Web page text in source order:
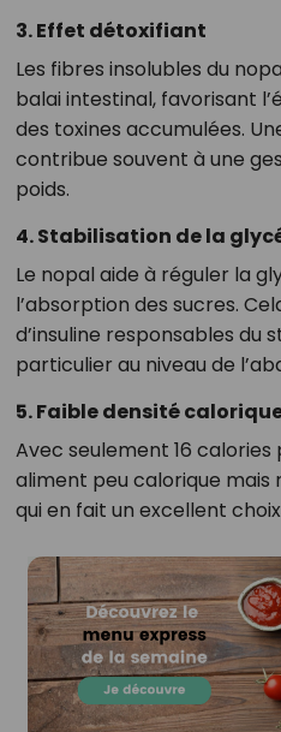
3. Effet détoxifiant
Les fibres insolubles du
balai intestinal, favorisant
des toxines accumulées.
contribue souvent à une
poids.
4. Stabilisation de la
Le nopal aide à réguler la
l’absorption des sucres.
d’insuline responsables du
particulier au niveau de
5. Faible densité
Avec seulement 16 calories
aliment peu calorique mais
qui en fait un excellent